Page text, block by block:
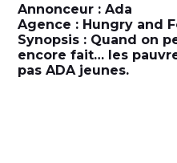
Annonceur : Ada
Agence : Hungry and
Synopsis : Quand on
encore fait… les
pas ADA jeunes.